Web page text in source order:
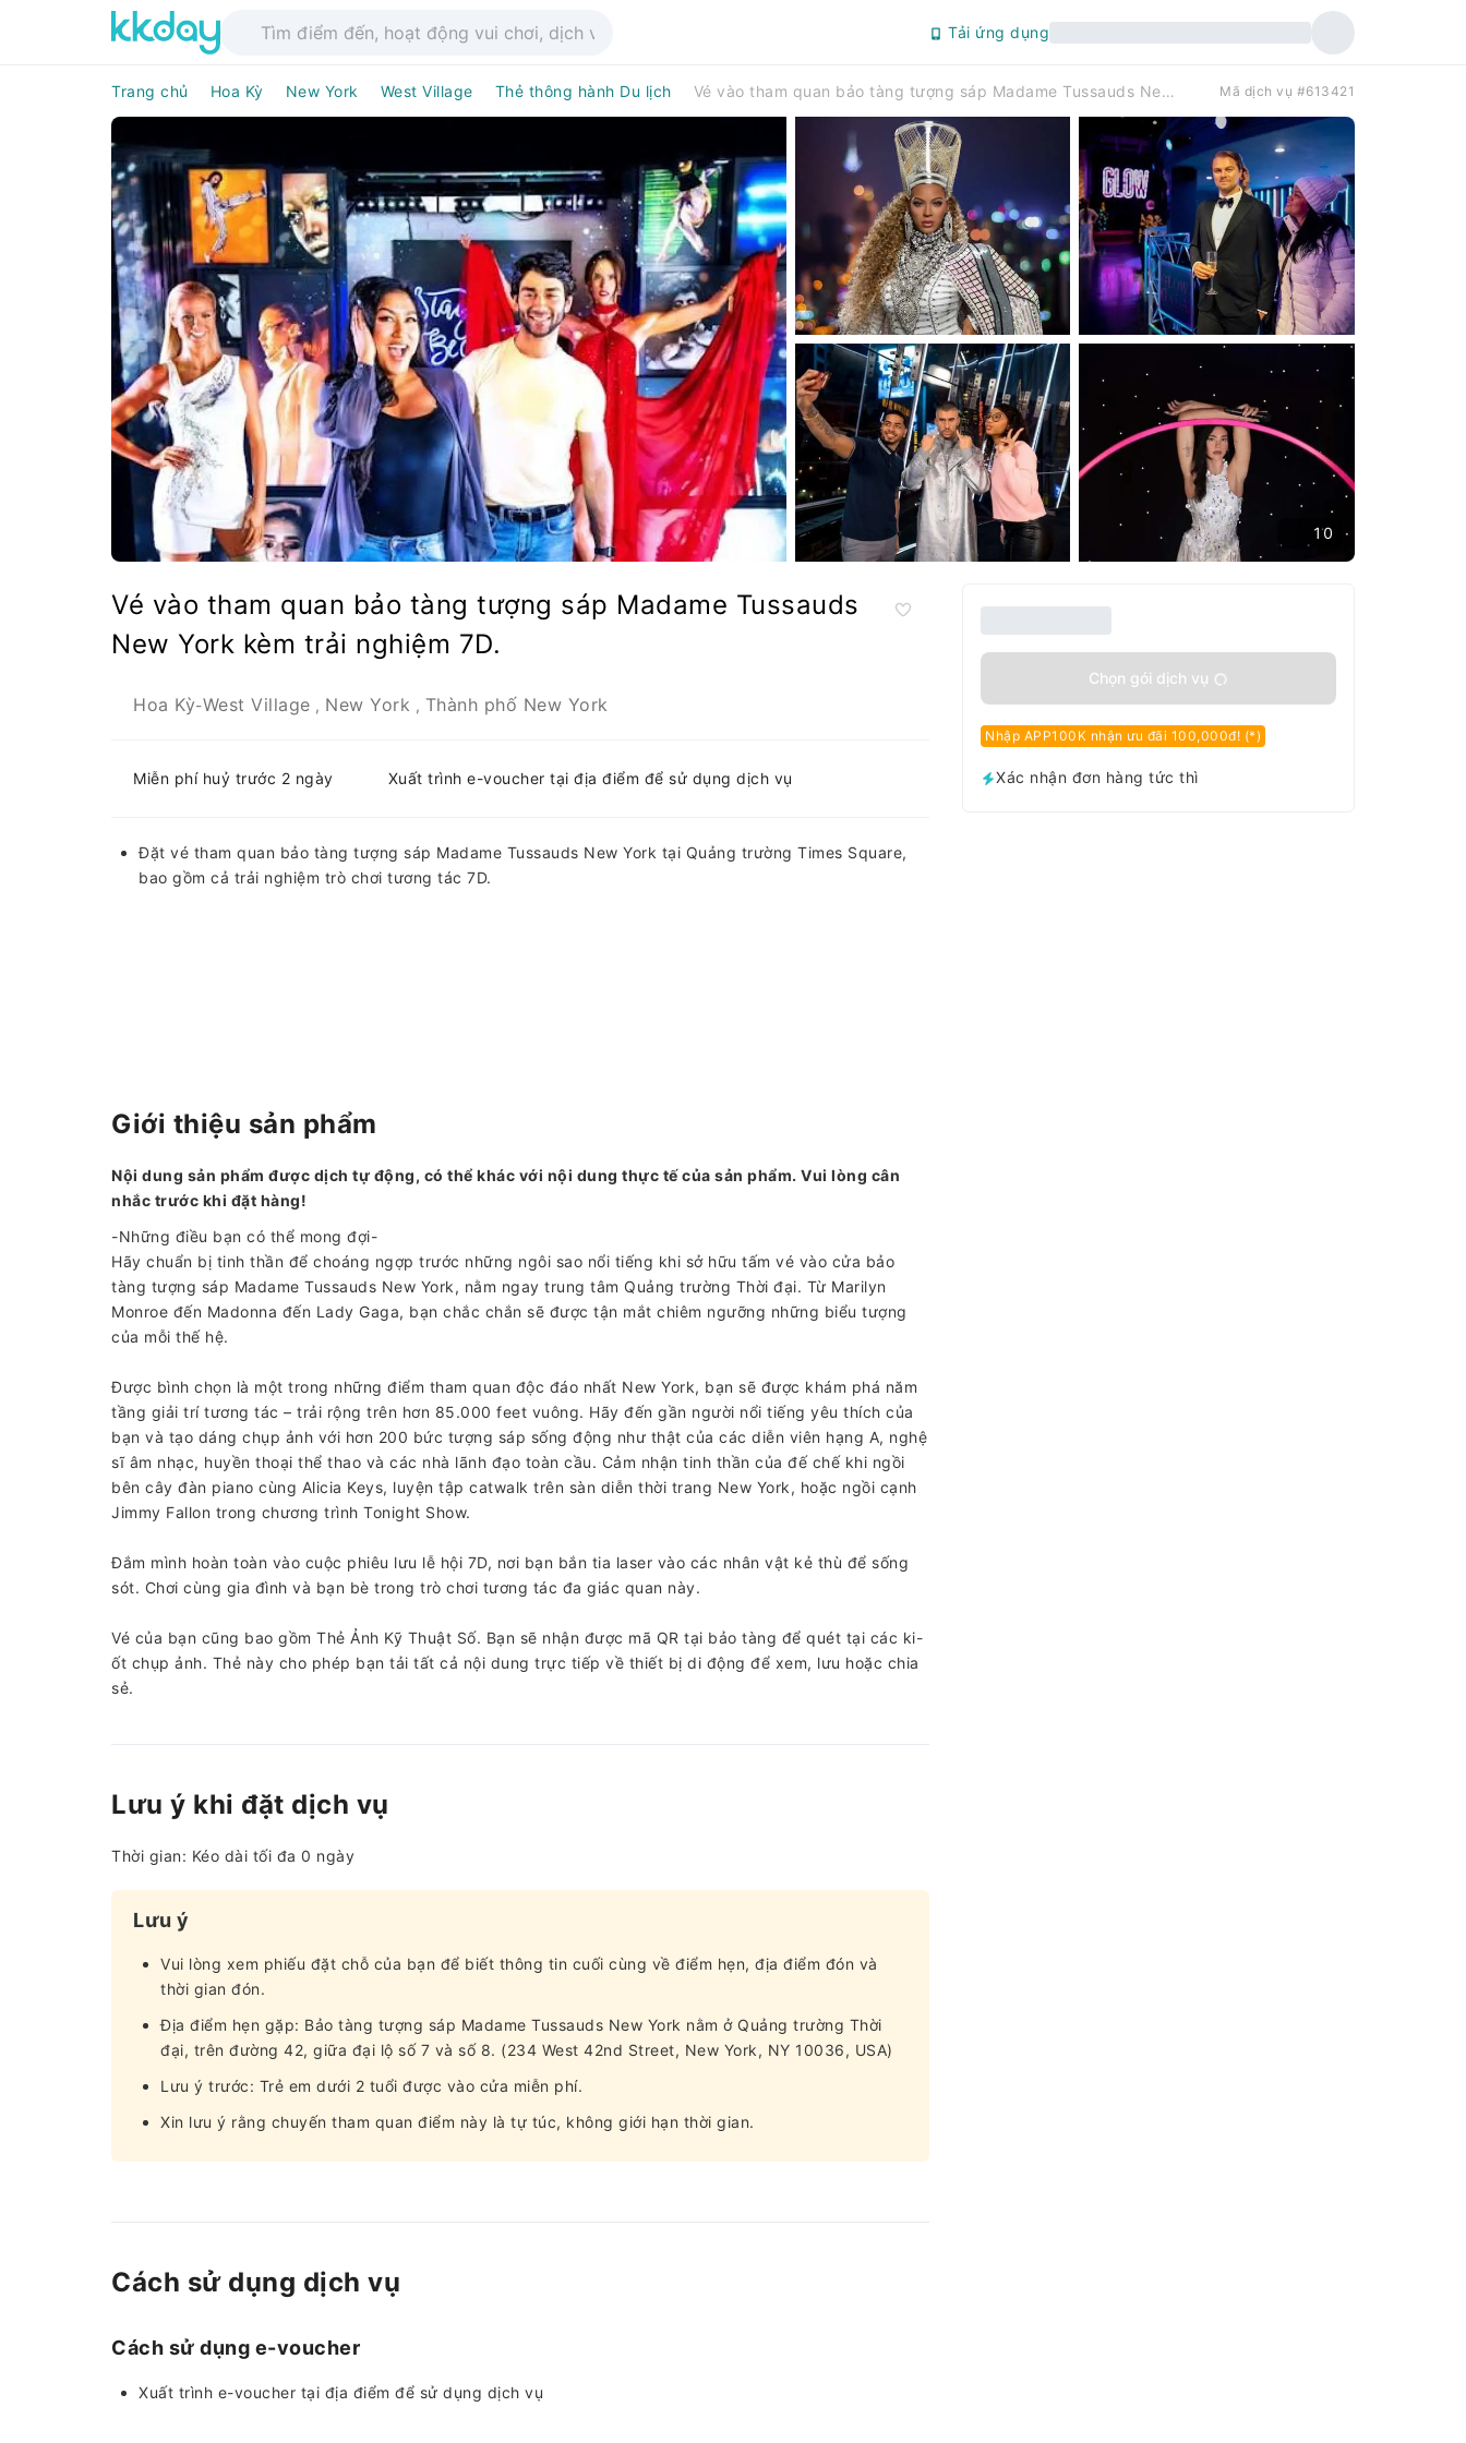
Tải ứng dụng
Trang chủ Hoa Kỳ New York West Village Thẻ thông hành Du lịch Vé vào tham quan bảo tàng tượng sáp Madame Tussauds New York kèm trải nghiệm 7D. Mã dịch vụ #613421
10
Vé vào tham quan bảo tàng tượng sáp Madame Tussauds
New York kèm trải nghiệm 7D.
Hoa Kỳ-West Village , New York , Thành phố New York
Miễn phí huỷ trước 2 ngày Xuất trình e-voucher tại địa điểm để sử dụng dịch vụ
Đặt vé tham quan bảo tàng tượng sáp Madame Tussauds New York tại Quảng trường Times Square,
bao gồm cả trải nghiệm trò chơi tương tác 7D.
Chọn gói dịch vụ
Nhập APP100K nhận ưu đãi 100,000đ! (*)
Xác nhận đơn hàng tức thì
Giới thiệu sản phẩm
Nội dung sản phẩm được dịch tự động, có thể khác với nội dung thực tế của sản phẩm. Vui lòng cân
nhắc trước khi đặt hàng!
-Những điều bạn có thể mong đợi-
Hãy chuẩn bị tinh thần để choáng ngợp trước những ngôi sao nổi tiếng khi sở hữu tấm vé vào cửa bảo
tàng tượng sáp Madame Tussauds New York, nằm ngay trung tâm Quảng trường Thời đại. Từ Marilyn
Monroe đến Madonna đến Lady Gaga, bạn chắc chắn sẽ được tận mắt chiêm ngưỡng những biểu tượng
của mỗi thế hệ.
Được bình chọn là một trong những điểm tham quan độc đáo nhất New York, bạn sẽ được khám phá năm
tầng giải trí tương tác – trải rộng trên hơn 85.000 feet vuông. Hãy đến gần người nổi tiếng yêu thích của
bạn và tạo dáng chụp ảnh với hơn 200 bức tượng sáp sống động như thật của các diễn viên hạng A, nghệ
sĩ âm nhạc, huyền thoại thể thao và các nhà lãnh đạo toàn cầu. Cảm nhận tinh thần của đế chế khi ngồi
bên cây đàn piano cùng Alicia Keys, luyện tập catwalk trên sàn diễn thời trang New York, hoặc ngồi cạnh
Jimmy Fallon trong chương trình Tonight Show.
Đắm mình hoàn toàn vào cuộc phiêu lưu lễ hội 7D, nơi bạn bắn tia laser vào các nhân vật kẻ thù để sống
sót. Chơi cùng gia đình và bạn bè trong trò chơi tương tác đa giác quan này.
Vé của bạn cũng bao gồm Thẻ Ảnh Kỹ Thuật Số. Bạn sẽ nhận được mã QR tại bảo tàng để quét tại các ki-
ốt chụp ảnh. Thẻ này cho phép bạn tải tất cả nội dung trực tiếp về thiết bị di động để xem, lưu hoặc chia
sẻ.
Lưu ý khi đặt dịch vụ
Thời gian: Kéo dài tối đa 0 ngày
Lưu ý
Vui lòng xem phiếu đặt chỗ của bạn để biết thông tin cuối cùng về điểm hẹn, địa điểm đón và
thời gian đón.
Địa điểm hẹn gặp: Bảo tàng tượng sáp Madame Tussauds New York nằm ở Quảng trường Thời
đại, trên đường 42, giữa đại lộ số 7 và số 8. (234 West 42nd Street, New York, NY 10036, USA)
Lưu ý trước: Trẻ em dưới 2 tuổi được vào cửa miễn phí.
Xin lưu ý rằng chuyến tham quan điểm này là tự túc, không giới hạn thời gian.
Cách sử dụng dịch vụ
Cách sử dụng e-voucher
Xuất trình e-voucher tại địa điểm để sử dụng dịch vụ